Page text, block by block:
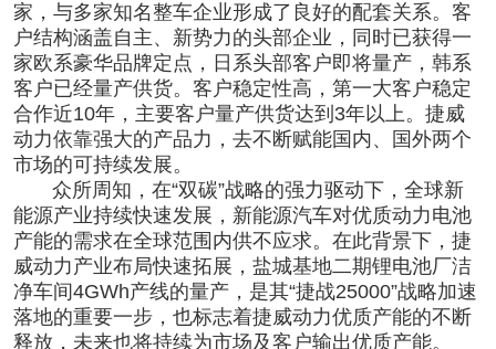
家，与多家知名整车企业形成了良好的配套关系。客
户结构涵盖自主、新势力的头部企业，同时已获得一
家欧系豪华品牌定点，日系头部客户即将量产，韩系
客户已经量产供货。客户稳定性高，第一大客户稳定
合作近10年，主要客户量产供货达到3年以上。捷威
动力依靠强大的产品力，去不断赋能国内、国外两个
市场的可持续发展。
众所周知，在“双碳”战略的强力驱动下，全球新
能源产业持续快速发展，新能源汽车对优质动力电池
产能的需求在全球范围内供不应求。在此背景下，捷
威动力产业布局快速拓展，盐城基地二期锂电池厂洁
净车间4GWh产线的量产，是其“捷战25000”战略加速
落地的重要一步，也标志着捷威动力优质产能的不断
释放，未来也将持续为市场及客户输出优质产能。